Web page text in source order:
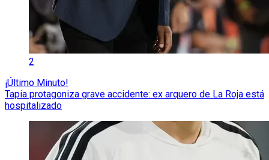
2
¡Último Minuto!
Tapia protagoniza grave accidente: ex arquero de La Roja está
hospitalizado